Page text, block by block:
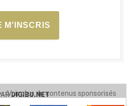
M'INSCRIS
DIGIBU.NET
Voir plus de contenus sponsorisés